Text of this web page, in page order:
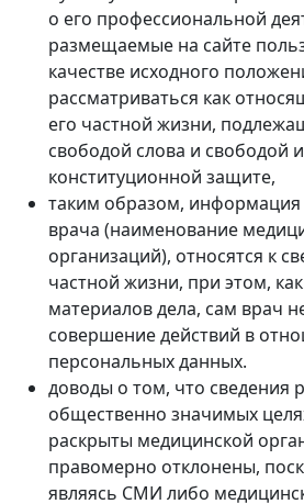
о его профессиональной
размещаемые на сайте
качестве исходного
рассматриваться как
его частной жизни,
свободой слова и свободой
конституционной защите,
таким образом, информация
врача (наименование
организаций), относятся к
частной жизни, при этом,
материалов дела, сам врач
совершение действий в
персональных данных.
доводы о том, что сведения
общественно значимых
раскрыты медицинской
правомерно отклонены,
являясь СМИ либо